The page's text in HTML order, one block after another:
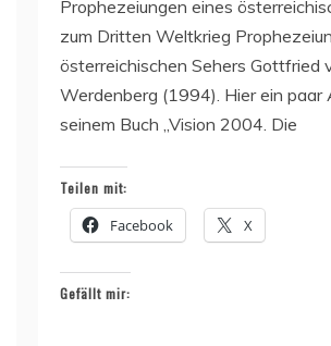
Prophezeiungen eines
zum Dritten Weltkrieg
österreichischen Sehers Gottfried
Werdenberg (1994). Hier ein paar
seinem Buch „Vision 2004. Die
Teilen mit:
Facebook X
Gefällt mir: